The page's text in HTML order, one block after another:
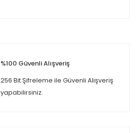
%100 Güvenli Alışveriş
256 Bit Şifreleme ile Güvenli Alışveriş
yapabilirsiniz.